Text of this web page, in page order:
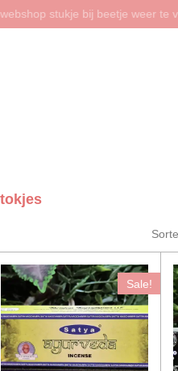
stukje bij beetje weer te
Sale!